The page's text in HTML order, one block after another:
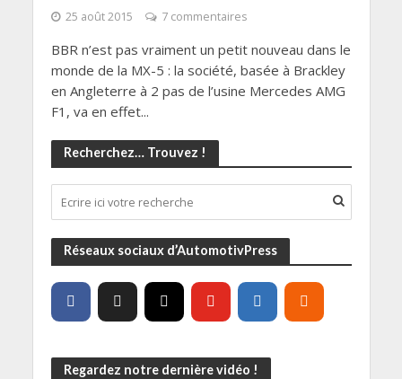
25 août 2015 7 commentaires
BBR n’est pas vraiment un petit nouveau dans le
monde de la MX-5 : la société, basée à Brackley
en Angleterre à 2 pas de l’usine Mercedes AMG
F1, va en effet...
Recherchez… Trouvez !
Réseaux sociaux d’AutomotivPress
Regardez notre dernière vidéo !